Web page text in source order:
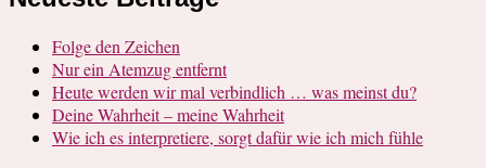
Folge den Zeichen
Nur ein Atemzug entfernt
Heute werden wir mal verbindlich … was meinst du?
Deine Wahrheit – meine Wahrheit
Wie ich es interpretiere, sorgt dafür wie ich mich fühle